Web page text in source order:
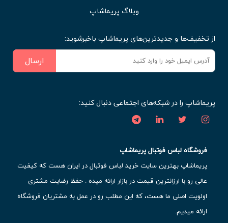
وبلاگ پریماشاپ
از تخفیف‌ها و جدیدترین‌های پریماشاپ باخبرشوید:
ارسال
پریماشاپ را در شبکه‌های اجتماعی دنبال کنید:
فروشگاه لباس فوتبال پریماشاپ
پریماشاپ بهترین سایت خرید لباس فوتبال در ایران هست که کیفیت
عالی رو با ارزانترین قیمت در بازار ارائه میده . حفظ رضایت مشتری
اولویت اصلی ما هست، که این مطلب رو در عمل به مشتریان فروشگاه
ارائه میدیم.